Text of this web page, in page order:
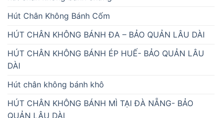
Hút Chân Không Bánh Cốm
HÚT CHÂN KHÔNG BÁNH ĐA – BẢO QUẢN LÂU DÀI
HÚT CHÂN KHÔNG BÁNH ÉP HUẾ- BẢO QUẢN LÂU
DÀI
Hút chân không bánh khô
HÚT CHÂN KHÔNG BÁNH MÌ TẠI ĐÀ NẴNG- BẢO
QUẢN LÂU DÀI